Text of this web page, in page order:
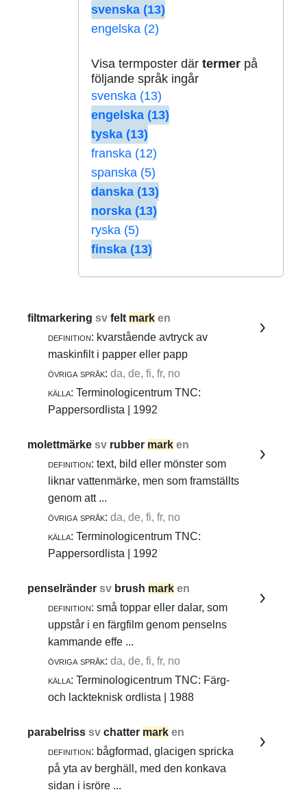
svenska (13)
engelska (2)
Visa termposter där termerpå
följande språk ingår
svenska (13)
engelska (13)
tyska (13)
franska (12)
spanska (5)
danska (13)
norska (13)
ryska (5)
finska (13)
filtmarkeringsvfelt mark en
definition: kvarstående avtryck av
maskinfilt i papper eller papp
övriga språk: da, de, fi, fr, no
källa: Terminologicentrum TNC:
Pappersordlista | 1992
molettmärkesv rubber mark en
definition: text, bild eller mönster som
liknar vattenmärke, men som framställts
genom att ...
övriga språk: da, de, fi, fr, no
källa: Terminologicentrum TNC:
Pappersordlista | 1992
penselrändersv brush mark en
definition: små toppar eller dalar, som
uppstår i en färgfilm genom penselns
kammande effe ...
övriga språk: da, de, fi, fr, no
källa: Terminologicentrum TNC: Färg-
och lackteknisk ordlista | 1988
parabelrisssvchatter mark en
definition: bågformad, glacigen spricka
på yta av berghäll, med den konkava
sidan i isröre ...